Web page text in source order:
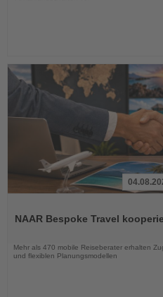
dieNAAR Bespoke Travel
Mehr als 470 mobile Reiseberater erhalten
und flexiblen Planungsmodellen